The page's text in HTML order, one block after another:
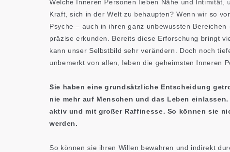
Welche Inneren Personen lieben Nähe und Intimität,
Kraft, sich in der Welt zu behaupten? Wenn wir so
Psyche – auch in ihren ganz unbewussten Bereichen
präzise erkunden. Bereits diese Erforschung bringt
kann unser Selbstbild sehr verändern. Doch noch
unbemerkt von allen, leben die geheimsten Inneren
Sie haben eine grundsätzliche Entscheidung
nie mehr auf Menschen und das Leben
aktiv und mit großer Raffinesse. So können sie
werden.
So können sie ihren Willen bewahren und indirekt